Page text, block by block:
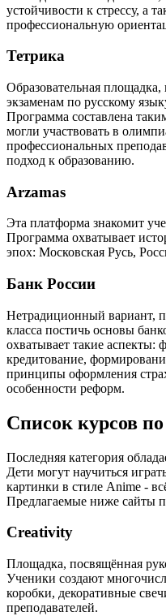
устойчивости к стрессу, а
профессиональную
Тетрика
Образовательная
экзаменам по русскому
Программа составлена
могли участвовать в
профессиональных
подход к образованию.
Arzamas
Эта платформа знакомит
Программа охватывает
эпох: Московская Русь,
Банк России
Нетрадиционный вариант,
класса постичь основы
охватывает такие аспекты:
кредитование,
принципы оформления
особенности реформ.
Список курсов
Последняя категория
Дети могут научиться
картинки в стиле Anime -
Предлагаемые ниже сайты
Creativity
Площадка, посвящённая
Ученики создают
коробки, декоративные
преподавателей.